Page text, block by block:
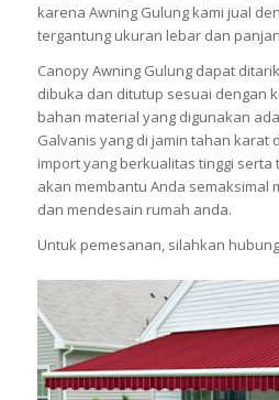
karena Awning Gulung kami jual
tergantung ukuran lebar dan
Canopy Awning Gulung dapat
dibuka dan ditutup sesuai dengan
bahan material yang digunakan
Galvanis yang di jamin tahan karat
import yang berkualitas tinggi serta
akan membantu Anda semaksimal
dan mendesain rumah anda.
Untuk pemesanan, silahkan